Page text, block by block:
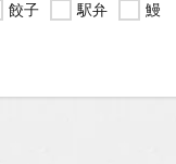
餃子 駅弁 鰻